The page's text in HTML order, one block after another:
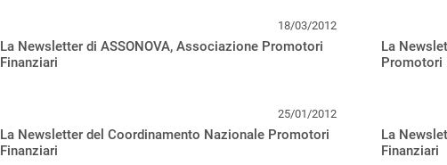
18/03/2012
La Newsletter di ASSONOVA, Associazione Promotori
Finanziari
La
Promotori
25/01/2012
La Newsletter del Coordinamento Nazionale Promotori
Finanziari
La
Finanziari